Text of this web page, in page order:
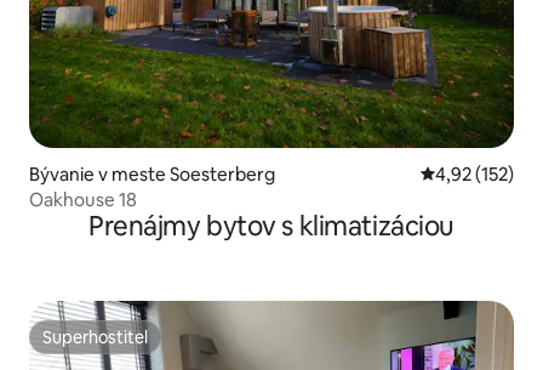
Bývanie v meste Soesterberg Priemerné
4,92 (152)
Oakhouse 18
Prenájmy bytov s klimatizáciou
Superhostiteľ
Superhostiteľ